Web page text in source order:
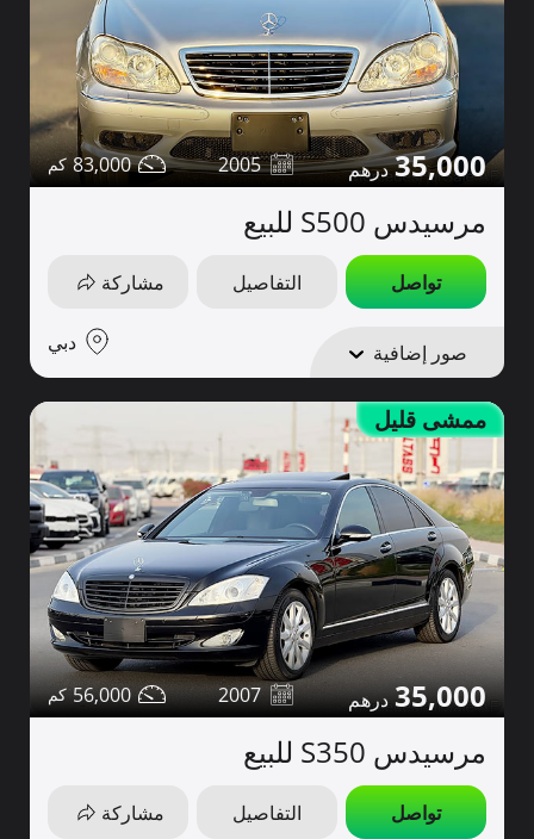
35,000
2005
83,000
مرسيدس S500 للبيع
تواصل التفاصيل مشاركة
صور إضافية دبي
ممشى قليل
35,000
2007
56,000
مرسيدس S350 للبيع
تواصل التفاصيل مشاركة